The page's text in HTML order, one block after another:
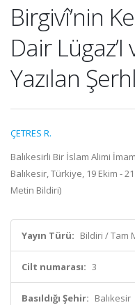
Birgivî’nin
Dair
Yazılan
ÇETRES R.
Balıkesirli Bir İslam Alimi
Balıkesir, Türkiye, 19 Ekim -
Metin Bildiri)
Yayın Türü: Bildiri / Tam
Cilt numarası: 3
Basıldığı Şehir: Balıkesir